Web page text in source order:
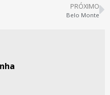
PRÓXIMO
Belo Monte